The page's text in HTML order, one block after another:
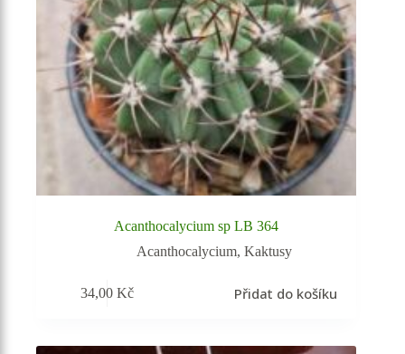
Acanthocalycium sp LB 364
Acanthocalycium,Kaktusy
34,00Kč Přidat do košíku